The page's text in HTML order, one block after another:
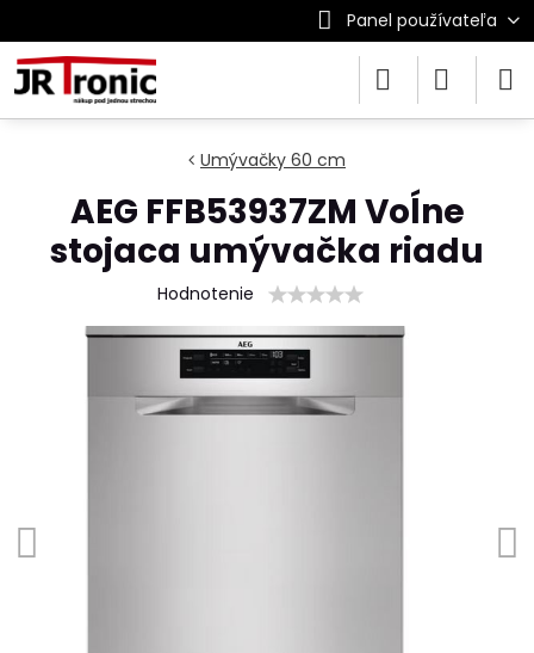
Panel používateľa
Umývačky 60 cm
AEG FFB53937ZM Voĺne
stojaca umývačka riadu
Hodnotenie